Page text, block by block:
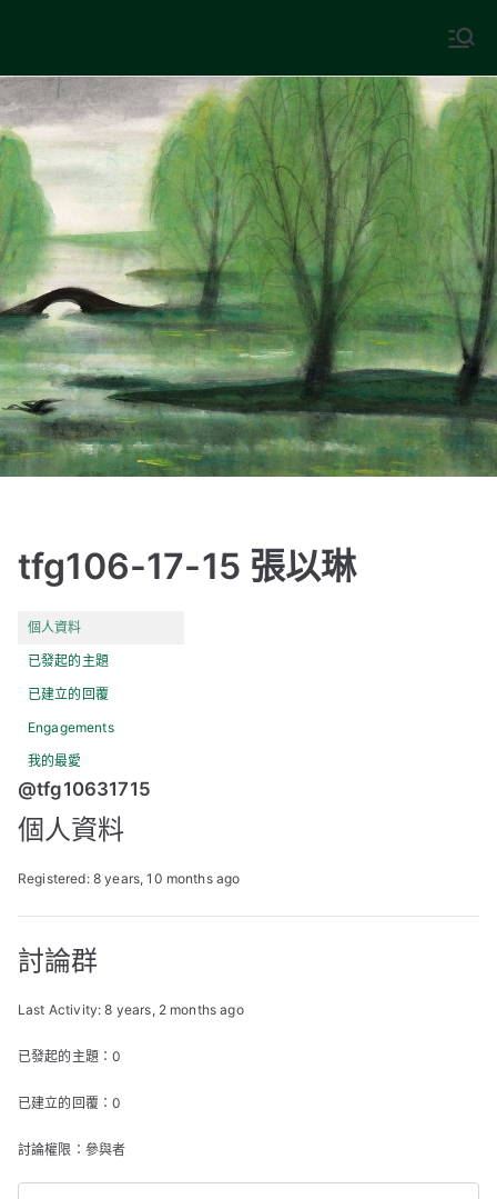
content
中國古典文學
tfg106-17-15 張以琳
個人資料
已發起的主題
已建立的回覆
Engagements
我的最愛
@tfg10631715
個人資料
Registered: 8 years, 10 months ago
討論群
Last Activity: 8 years, 2 months ago
已發起的主題：0
已建立的回覆：0
討論權限：參與者